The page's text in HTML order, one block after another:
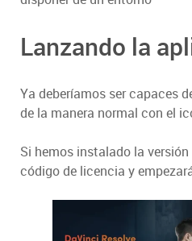
Lanzando la
Ya deberíamos ser capaces
de la manera normal con el
Si hemos instalado la
código de licencia y